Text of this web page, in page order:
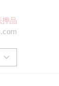
押品